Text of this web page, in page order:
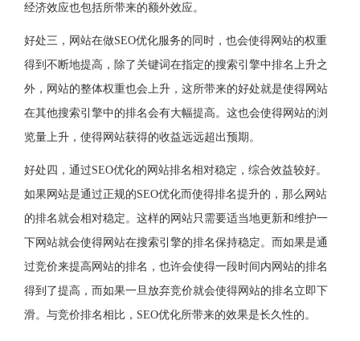
经济效应也包括所带来的额外效应。
好处三，网站在做SEO优化服务的同时，也会使得网站的权重
得到不断地提高，除了关键词在指定的搜索引擎中排名上升之
外，网站的整体权重也会上升，这所带来的好处就是使得网站
在其他搜索引擎中的排名会有大幅提高。这也会使得网站的浏
览量上升，使得网站获得的收益远远超出预期。
好处四，通过SEO优化的网站排名相对稳定，综合效益较好。
如果网站是通过正规的SEO优化而使得排名提升的，那么网站
的排名就会相对稳定。这样的网站只需要适当地更新和维护一
下网站就会使得网站在搜索引擎的排名保持稳定。而如果是通
过竞价来提高网站的排名，也许会使得一段时间内网站的排名
得到了提高，而如果一旦放弃竞价就会使得网站的排名立即下
滑。与竞价排名相比，SEO优化所带来的效果是长久性的。